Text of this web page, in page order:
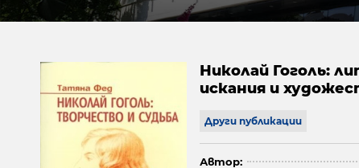
Николай Гоголь:
искания и
Други публикации
Автор: